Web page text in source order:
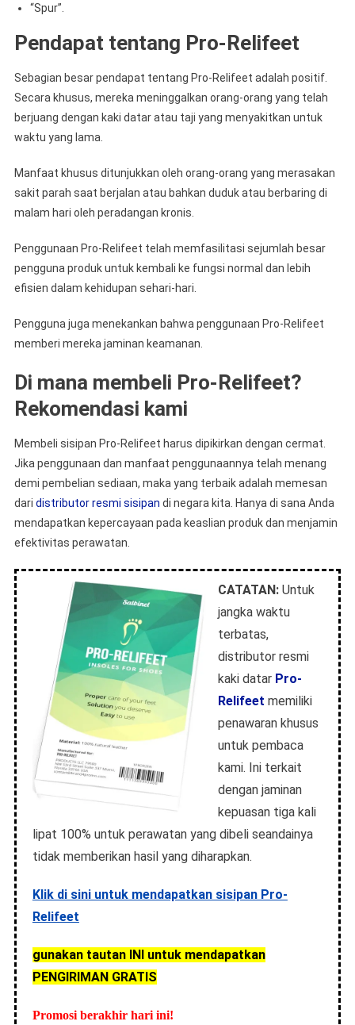
“Spur”.
Pendapat tentang Pro-Relifeet
Sebagian besar pendapat tentang Pro-Relifeet adalah positif.
Secara khusus, mereka meninggalkan orang-orang yang telah
berjuang dengan kaki datar atau taji yang menyakitkan untuk
waktu yang lama.
Manfaat khusus ditunjukkan oleh orang-orang yang merasakan
sakit parah saat berjalan atau bahkan duduk atau berbaring di
malam hari oleh peradangan kronis.
Penggunaan Pro-Relifeet telah memfasilitasi sejumlah besar
pengguna produk untuk kembali ke fungsi normal dan lebih
efisien dalam kehidupan sehari-hari.
Pengguna juga menekankan bahwa penggunaan Pro-Relifeet
memberi mereka jaminan keamanan.
Di mana membeli Pro-Relifeet?
Rekomendasi kami
Membeli sisipan Pro-Relifeet harus dipikirkan dengan cermat.
Jika penggunaan dan manfaat penggunaannya telah menang
demi pembelian sediaan, maka yang terbaik adalah memesan
dari distributor resmi sisipan di negara kita. Hanya di sana Anda
mendapatkan kepercayaan pada keaslian produk dan menjamin
efektivitas perawatan.
CATATAN:Untuk
jangka waktu
terbatas,
distributor resmi
kaki datar Pro-
Relifeet memiliki
penawaran khusus
untuk pembaca
kami. Ini terkait
dengan jaminan
kepuasan tiga kali
lipat 100% untuk perawatan yang dibeli seandainya
tidak memberikan hasil yang diharapkan.
Klik di sini untuk mendapatkan sisipan Pro-
Relifeet
gunakan tautan INI untuk mendapatkan
PENGIRIMAN GRATIS
Promosi berakhir hari ini!